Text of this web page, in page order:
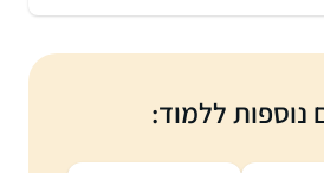
נוספות ללמוד: